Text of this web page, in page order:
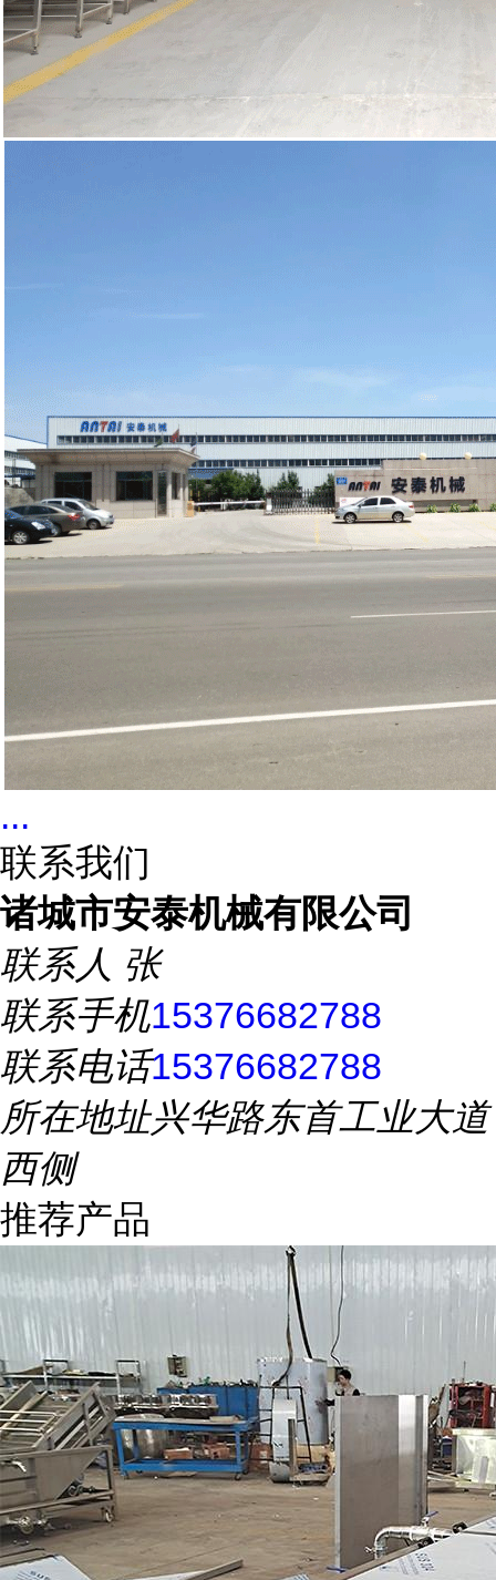
...
联系我们
诸城市安泰机械有限公司
联系人 张
联系手机15376682788
联系电话15376682788
所在地址兴华路东首工业大道
西侧
推荐产品